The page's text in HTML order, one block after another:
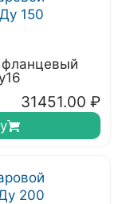
31451.00 ₽